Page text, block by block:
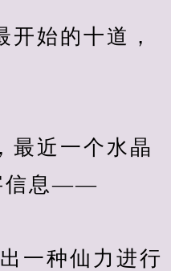
始的十道，
近一个水晶
信息——
种仙力进行